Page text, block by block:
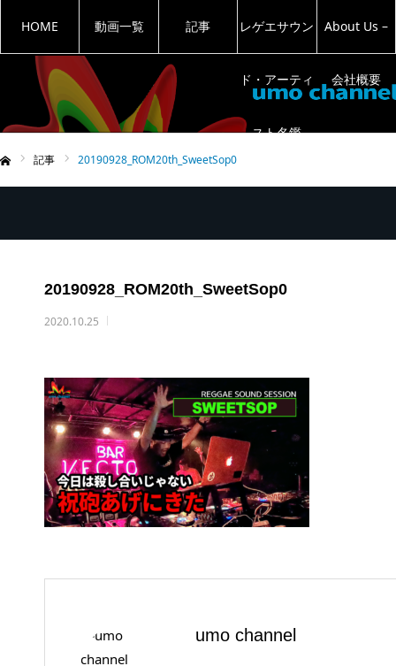
HOME 動画一覧 記事 レゲエサウン
ド・アーティ
スト名鑑
About Us –
会社概要
記事 20190928_ROM20th_SweetSop0
20190928_ROM20th_SweetSop0
2020.10.25
umo channel